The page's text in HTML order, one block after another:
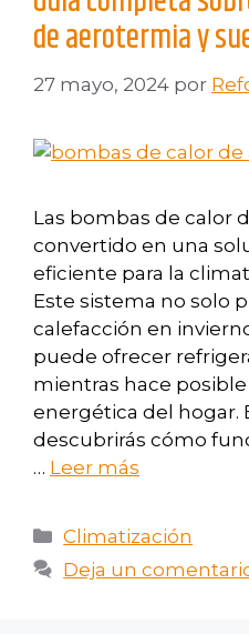
de aerotermia y
27 mayo, 2024 por
Las bombas de calor
convertido en una
eficiente para la
Este sistema no solo
calefacción en
puede ofrecer
mientras hace
energética del hogar.
descubrirás cómo
… Leer más
Climatización
Deja un